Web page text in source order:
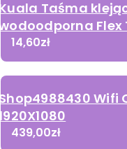
Kuala Taśma
wodoodporna Flex
14,60zł
Shop4988430 Wifi
1920X1080
439,00zł